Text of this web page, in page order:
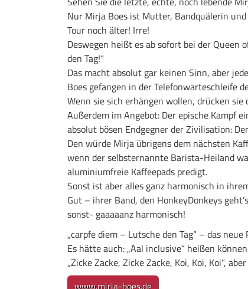
Nur Mirja Boes ist Mutter, Bandquälerin
Tour noch älter! Irre!
Deswegen heißt es ab sofort bei der Queen
den Tag!“
Das macht absolut gar keinen Sinn, aber
Boes gefangen in der Telefonwarteschleife
Wenn sie sich erhängen wollen, drücken sie
Außerdem im Angebot: Der epische Kampf
absolut bösen Endgegner der Zivilisation:
Den würde Mirja übrigens dem nächsten
wenn der selbsternannte Barista-Heiland
aluminiumfreie Kaffeepads predigt.
Sonst ist aber alles ganz harmonisch in
Gut – ihrer Band, den HonkeyDonkeys
sonst- gaaaaanz harmonisch!
„carpfe diem – Lutsche den Tag“ – das neue
Es hätte auch: „Aal inclusive“ heißen
„Zicke Zacke, Zicke Zacke, Koi, Koi, Koi“,
www.mirja-boes.de